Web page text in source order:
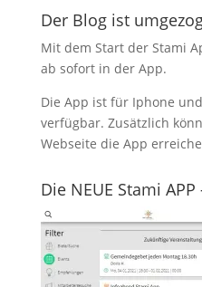
Der Blog ist
Mit dem Start der Stami
ab sofort in der App.
Die App ist für Iphone
verfügbar. Zusätzlich
Webseite die App
Die NEUE Stami